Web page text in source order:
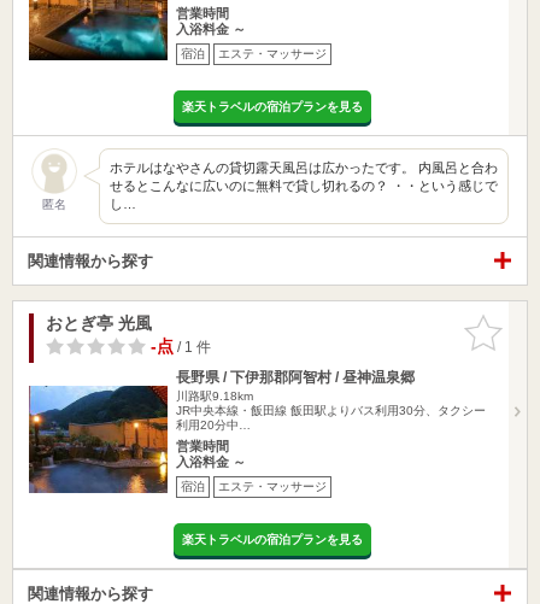
営業時間
入浴料金 ～
宿泊 エステ・マッサージ
楽天トラベルの宿泊プランを見る
匿名
ホテルはなやさんの貸切露天風呂は広かったです。 内風呂と合わ
せるとこんなに広いのに無料で貸し切れるの？ ・・という感じで
し…
関連情報から探す
お気に入
りに追加
おとぎ亭 光風
-点/ 1 件
長野県 / 下伊那郡阿智村 / 昼神温泉郷
川路駅9.18km
JR中央本線・飯田線 飯田駅よりバス利用30分、タクシー
利用20分中…
営業時間
入浴料金 ～
宿泊 エステ・マッサージ
楽天トラベルの宿泊プランを見る
関連情報から探す